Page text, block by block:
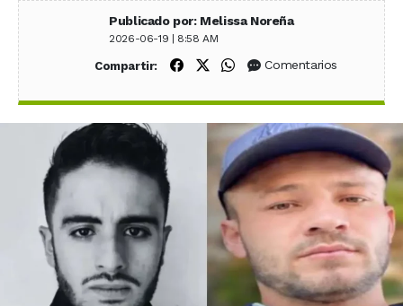
Publicado por: Melissa Noreña
2026-06-19 | 8:58 AM
Compartir: Compartir en Facebook
Compartir en X (Twitter)
Compartir en WhatsApp
Comentarios